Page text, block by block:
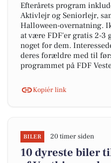
Efterårets program
Aktivlejr og Seniorlejr,
Halloween-overnatning.
at være FDF'er gratis 2-3
noget for dem.
deres forældre med til
programmet på FDF
Kopiér link
BILER 20 timer siden
10 dyreste biler